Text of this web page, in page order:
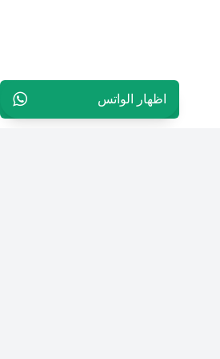
اظهار الواتس96565594848